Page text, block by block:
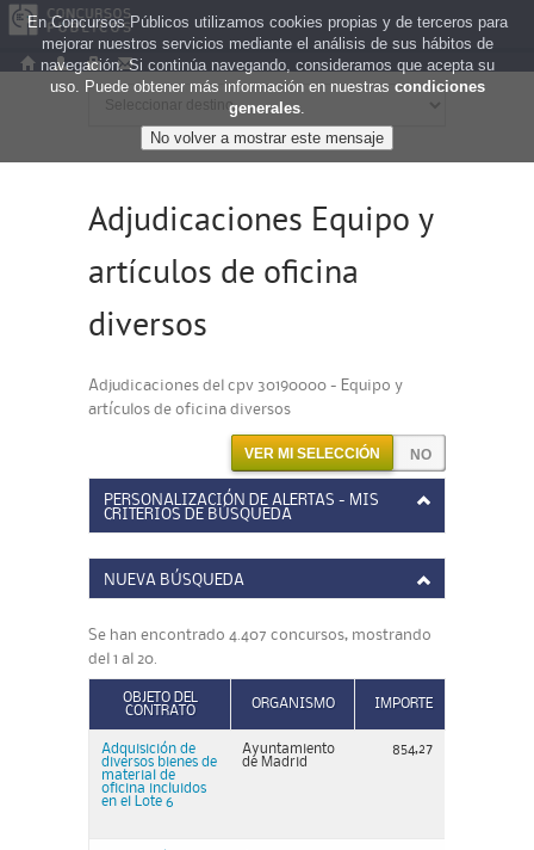
Adjudicaciones Equipo y
artículos de oficina
diversos
Adjudicaciones del cpv 30190000 - Equipo y
artículos de oficina diversos
VER MI SELECCIÓN
PERSONALIZACIÓN DE ALERTAS - MIS
CRITERIOS DE BÚSQUEDA
NUEVA BÚSQUEDA
Se han encontrado 4.407 concursos, mostrando
del 1 al 20.
OBJETO DEL
CONTRATO
ORGANISMO IMPORTE
Adquisición de
diversos bienes de
material de
oficina incluidos
en el Lote 6
Ayuntamiento
de Madrid
854,27
En Concursos Públicos utilizamos cookies propias y de terceros para
mejorar nuestros servicios mediante el análisis de sus hábitos de
navegación. Si continúa navegando, consideramos que acepta su
uso. Puede obtener más información en nuestras condiciones
generales.